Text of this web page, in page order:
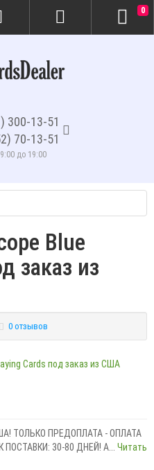
300-13-51
70-13-51
до 19:00
0
Blue
заказ из
0 отзывов